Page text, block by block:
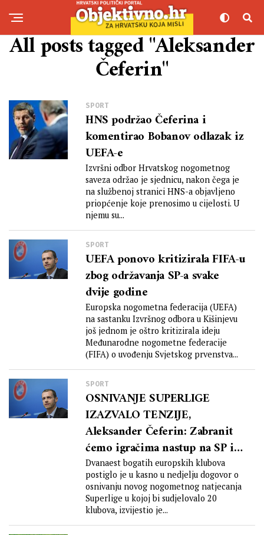
All posts tagged "Aleksander
Čeferin"
SPORT
HNS podržao Čeferina i
komentirao Bobanov odlazak iz
UEFA-e
Izvršni odbor Hrvatskog nogometnog
saveza održao je sjednicu, nakon čega je
na službenoj stranici HNS-a objavljeno
priopćenje koje prenosimo u cijelosti. U
njemu su...
SPORT
UEFA ponovo kritizirala FIFA-u
zbog održavanja SP-a svake
dvije godine
Europska nogometna federacija (UEFA)
na sastanku Izvršnog odbora u Kišinjevu
još jednom je oštro kritizirala ideju
Međunarodne nogometne federacije
(FIFA) o uvođenju Svjetskog prvenstva...
SPORT
OSNIVANJE SUPERLIGE
IZAZVALO TENZIJE,
Aleksander Čeferin: Zabranit
ćemo igračima nastup na SP i
EP
Dvanaest bogatih europskih klubova
postiglo je u kasno u nedjelju dogovor o
osnivanju novog nogometnog natjecanja
Superlige u kojoj bi sudjelovalo 20
klubova, izvijestio je...